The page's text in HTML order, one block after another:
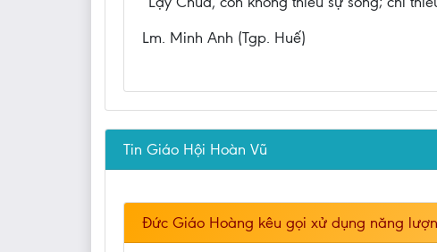
Lm. Minh Anh (Tgp. Huế)
Tin Giáo Hội Hoàn Vũ
Đức Giáo Hoàng kêu gọi xử dụng năng